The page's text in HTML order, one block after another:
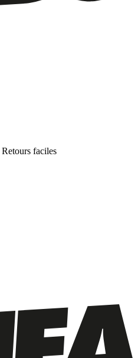
Retours faciles